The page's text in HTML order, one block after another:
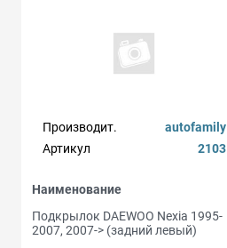
Производит.
autofamily
Артикул
2103
Наименование
Подкрылок DAEWOO Nexia 1995-
2007, 2007-> (задний левый)